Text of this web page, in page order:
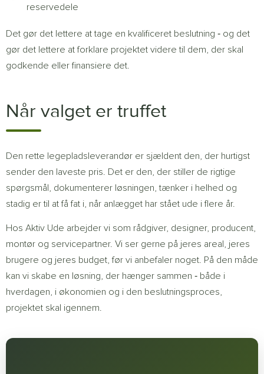
reservedele
Det gør det lettere at tage en kvalificeret beslutning ‐ og det
gør det lettere at forklare projektet videre til dem, der skal
godkende eller finansiere det.
Når valget er truffet
Den rette legepladsleverandør er sjældent den, der hurtigst
sender den laveste pris. Det er den, der stiller de rigtige
spørgsmål, dokumenterer løsningen, tænker i helhed og
stadig er til at få fat i, når anlægget har stået ude i flere år.
Hos Aktiv Ude arbejder vi som rådgiver, designer, producent,
montør og servicepartner. Vi ser gerne på jeres areal, jeres
brugere og jeres budget, før vi anbefaler noget. På den måde
kan vi skabe en løsning, der hænger sammen ‐ både i
hverdagen, i økonomien og i den beslutningsproces,
projektet skal igennem.